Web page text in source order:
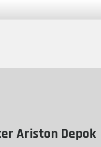
Ariston Depok